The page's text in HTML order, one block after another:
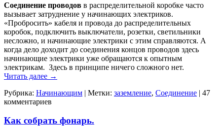
Соединение проводов в распределительной коробке часто
вызывает затруднение у начинающих электриков.
«Пробросить» кабеля и провода до распределительных
коробок, подключить выключатели, розетки, светильники
несложно, и начинающие электрики с этим справляются. А
когда дело доходит до соединения концов проводов здесь
начинающие электрики уже обращаются к опытным
электрикам. Здесь в принципе ничего сложного нет.
Читать далее →
Рубрика: Начинающим | Метки: заземление, Соединение | 47
комментариев
Как собрать фонарь.